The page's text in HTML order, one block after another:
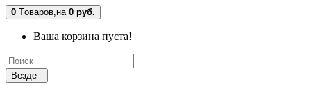
0 Tоваров,на 0 руб.
Ваша корзина пуста!
Везде